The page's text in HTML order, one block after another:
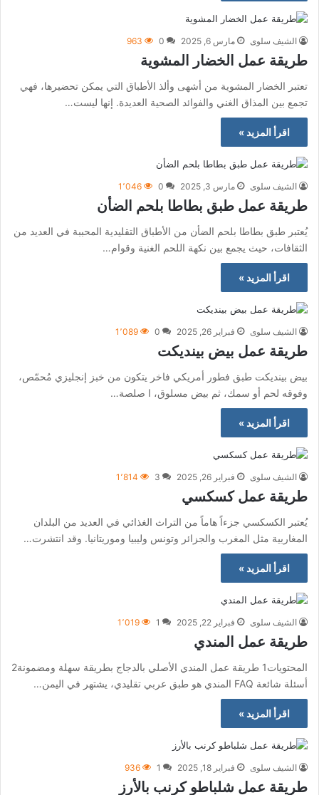
الشيف سلوى مارس 6, 2025 0
963
طريقة عمل الخضار المشوية
تعتبر الخضار المشوية من أشهى وألذ الأطباق التي يمكن تحضيرها، فهي
تجمع بين المذاق الغني والفوائد الصحية العديدة. إنها ليست…
اقرأ المزيد »
الشيف سلوى مارس 3, 2025 0 1٬046
طريقة عمل طبق بطاطا بلحم الضأن
يُعتبر طبق بطاطا بلحم الضأن من الأطباق التقليدية المحببة في العديد من
الثقافات، حيث يجمع بين نكهة اللحم الغنية وقوام…
اقرأ المزيد »
الشيف سلوى فبراير 26, 2025 0 1٬089
طريقة عمل بيض بينديكت
بيض بينديكت طبق فطور أمريكي فاخر يتكون من خبز إنجليزي مُحمّص،
وفوقه لحم أو سمك، ثم بيض مسلوق، ا صلصة…
اقرأ المزيد »
الشيف سلوى فبراير 26, 2025 3 1٬814
طريقة عمل كسكسي
يُعتبر الكسكسي جزءاً هاماً من التراث الغذائي في العديد من البلدان
المغاربية مثل المغرب والجزائر وتونس وليبيا وموريتانيا. وقد انتشرت…
اقرأ المزيد »
الشيف سلوى فبراير 22, 2025 1 1٬019
طريقة عمل المندي
المحتويات1 طريقة عمل المندي الأصلي بالدجاج بطريقة سهلة ومضمونة2
أسئلة شائعة FAQ المندي هو طبق عربي تقليدي، يشتهر في اليمن…
اقرأ المزيد »
الشيف سلوى فبراير 18, 2025 1
936
طريقة عمل شلباطو كرنب بالأرز